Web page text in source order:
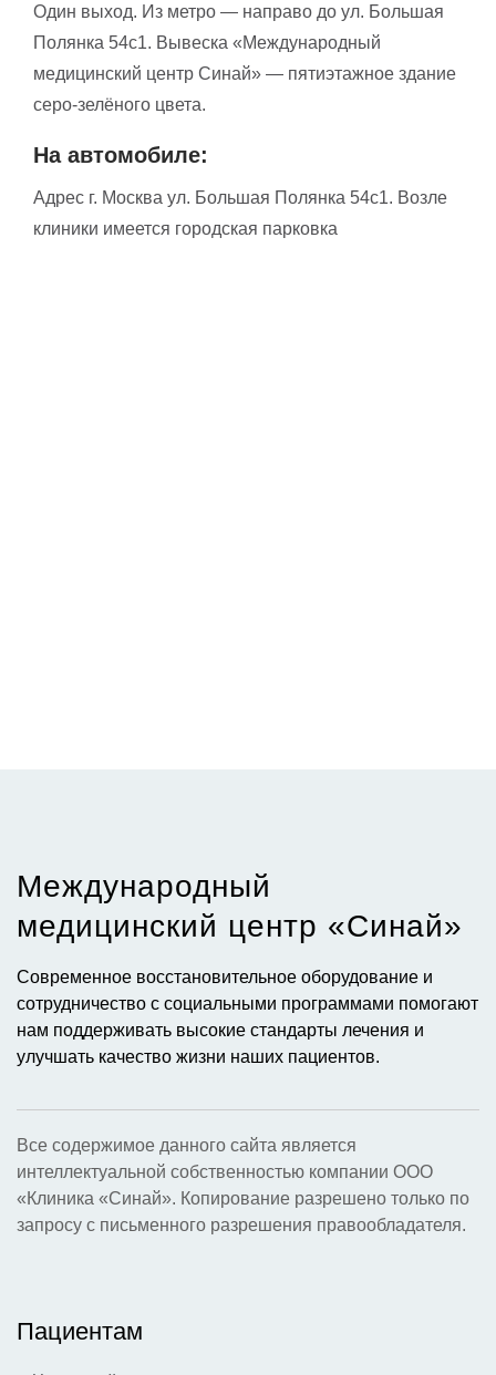
Один выход. Из метро — направо до ул. Большая
Полянка 54с1. Вывеска «Международный
медицинский центр Синай» — пятиэтажное здание
серо-зелёного цвета.
На автомобиле:
Адрес г. Москва ул. Большая Полянка 54с1. Возле
клиники имеется городская парковка
Международный
медицинский центр «Синай»​
Современное восстановительное оборудование и
сотрудничество с социальными программами помогают
нам поддерживать высокие стандарты лечения и
улучшать качество жизни наших пациентов.
Все содержимое данного сайта является
интеллектуальной собственностью компании ООО
«Клиника «Синай». Копирование разрешено только по
запросу с письменного разрешения правообладателя.
Пациентам